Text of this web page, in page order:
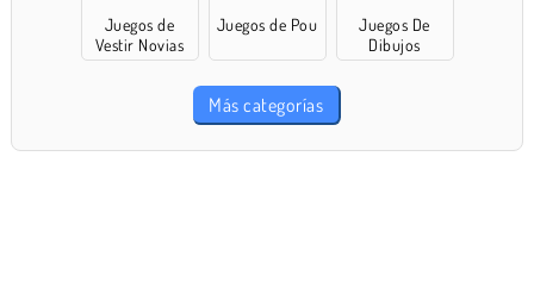
Juegos de
Vestir Novias
Juegos de Pou
Juegos De
Dibujos
Más categorías